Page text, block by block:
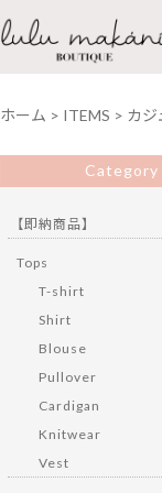
ホーム > ITEMS > カジ
Category
【即納商品】
Tops
T-shirt
Shirt
Blouse
Pullover
Cardigan
Knitwear
Vest